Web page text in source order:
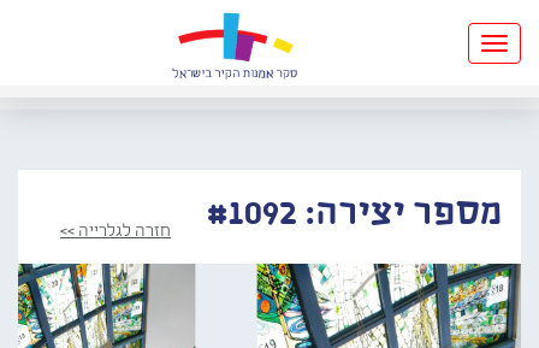
Toggle
navigation
מספר יצירה: #1092 חזרה לגלרייה >>